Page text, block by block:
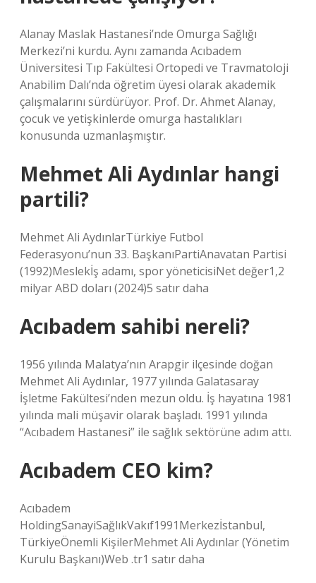
Alanay Maslak Hastanesi’nde Omurga Sağlığı
Merkezi’ni kurdu. Aynı zamanda Acıbadem
Üniversitesi Tıp Fakültesi Ortopedi ve Travmatoloji
Anabilim Dalı’nda öğretim üyesi olarak akademik
çalışmalarını sürdürüyor. Prof. Dr. Ahmet Alanay,
çocuk ve yetişkinlerde omurga hastalıkları
konusunda uzmanlaşmıştır.
Mehmet Ali Aydınlar hangi
partili?
Mehmet Ali AydınlarTürkiye Futbol
Federasyonu’nun 33. BaşkanıPartiAnavatan Partisi
(1992)Meslekİş adamı, spor yöneticisiNet değer1,2
milyar ABD doları (2024)5 satır daha
Acıbadem sahibi nereli?
1956 yılında Malatya’nın Arapgir ilçesinde doğan
Mehmet Ali Aydınlar, 1977 yılında Galatasaray
İşletme Fakültesi’nden mezun oldu. İş hayatına 1981
yılında mali müşavir olarak başladı. 1991 yılında
“Acıbadem Hastanesi” ile sağlık sektörüne adım attı.
Acıbadem CEO kim?
Acıbadem
HoldingSanayiSağlıkVakıf1991Merkezİstanbul,
TürkiyeÖnemli KişilerMehmet Ali Aydınlar (Yönetim
Kurulu Başkanı)Web .tr1 satır daha